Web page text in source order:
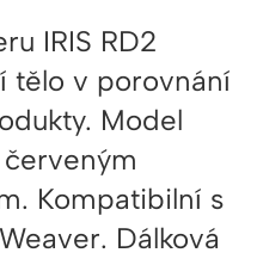
IRIS RD2
tělo v porovnání
Model
červeným
Kompatibilní s
Dálková